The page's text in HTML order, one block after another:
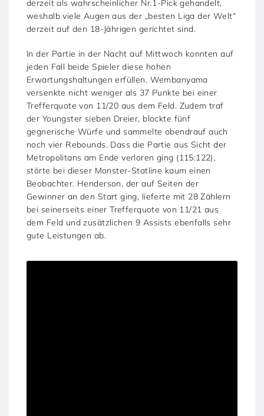
derzeit als wahrscheinlicher Nr.1-Pick gehandelt,
weshalb viele Augen aus der „besten Liga der Welt“
derzeit auf den 18-Jährigen gerichtet sind.
In der Partie in der Nacht auf Mittwoch konnten auf
jeden Fall beide Spieler diese hohen
Erwartungshaltungen erfüllen. Wembanyama
versenkte nicht weniger als 37 Punkte bei einer
Trefferquote von 11/20 aus dem Feld. Zudem traf
der Youngster sieben Dreier, blockte fünf
gegnerische Würfe und sammelte obendrauf auch
noch vier Rebounds. Dass die Partie aus Sicht der
Metropolitans am Ende verloren ging (115:122),
störte bei dieser Monster-Statline kaum einen
Beobachter. Henderson, der auf Seiten der
Gewinner an den Start ging, lieferte mit 28 Zählern
bei seinerseits einer Trefferquote von 11/21 aus
dem Feld und zusätzlichen 9 Assists ebenfalls sehr
gute Leistungen ab.